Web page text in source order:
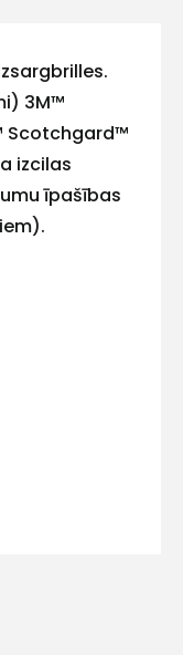
3M™
Scotchgard™
izcilas
īpašības